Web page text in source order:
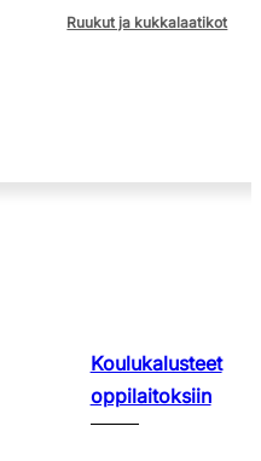
Ruukut ja kukkalaatikot
Koulukalusteet
oppilaitoksiin